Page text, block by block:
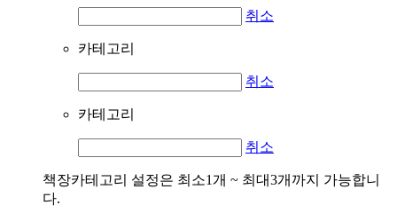
취소
카테고리
취소
카테고리
취소
책장카테고리 설정은 최소1개 ~ 최대3개까지 가능합니
다.